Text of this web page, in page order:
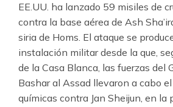
EE.UU. ha lanzado 59 misiles de
contra la base aérea de Ash
siria de Homs. El ataque se
instalación militar desde la que,
de la Casa Blanca, las fuerzas del
Bashar al Assad llevaron a cabo
químicas contra Jan Sheijun, en la